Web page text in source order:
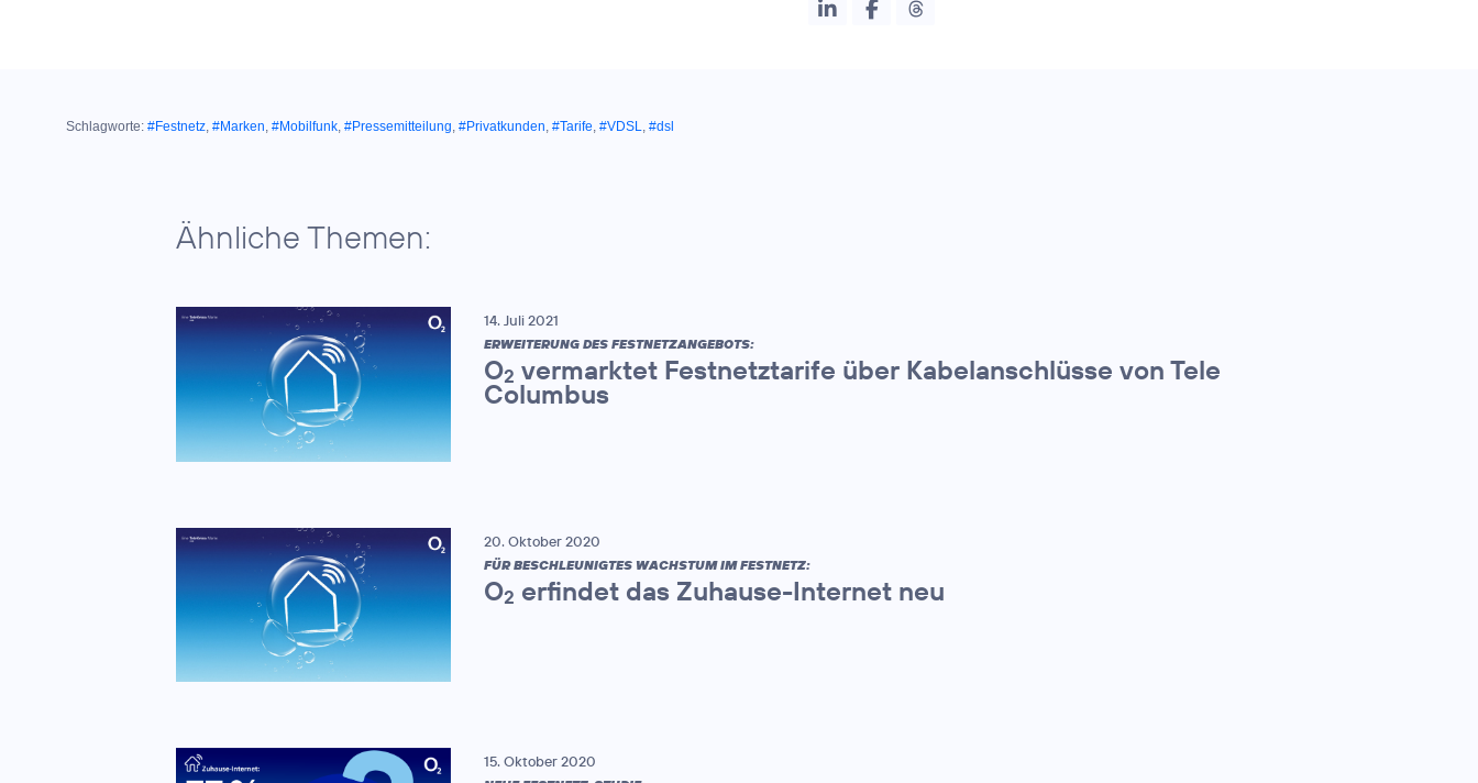
Schlagworte: #Festnetz, #Marken, #Mobilfunk, #Pressemitteilung, #Privatkunden, #Tarife, #VDSL, #dsl
Ähnliche Themen:
14. Juli 2021
ERWEITERUNG DES FESTNETZANGEBOTS:
O2 vermarktet Festnetztarife über Kabelanschlüsse von Tele
Columbus
20. Oktober 2020
FÜR BESCHLEUNIGTES WACHSTUM IM FESTNETZ:
O2 erfindet das Zuhause-Internet neu
15. Oktober 2020